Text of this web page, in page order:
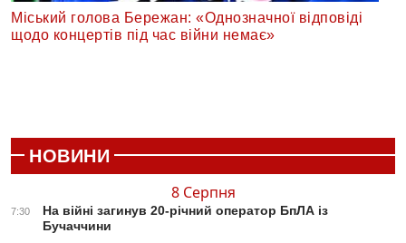
Міський голова Бережан: «Однозначної відповіді
щодо концертів під час війни немає»
НОВИНИ
8 Серпня
7:30
На війні загинув 20-річний оператор БпЛА із
Бучаччини